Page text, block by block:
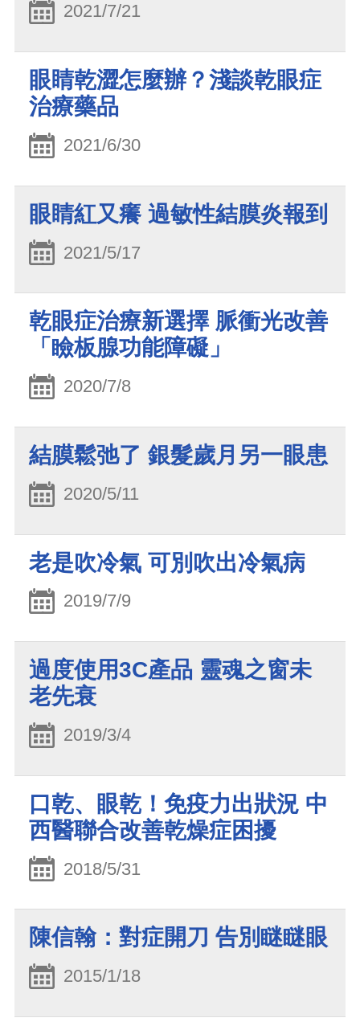
2021/7/21
眼睛乾澀怎麼辦？淺談乾眼症
治療藥品
2021/6/30
眼睛紅又癢 過敏性結膜炎報到
2021/5/17
乾眼症治療新選擇 脈衝光改善
「瞼板腺功能障礙」
2020/7/8
結膜鬆弛了 銀髮歲月另一眼患
2020/5/11
老是吹冷氣 可別吹出冷氣病
2019/7/9
過度使用3C產品 靈魂之窗未
老先衰
2019/3/4
口乾、眼乾！免疫力出狀況 中
西醫聯合改善乾燥症困擾
2018/5/31
陳信翰：對症開刀 告別瞇瞇眼
2015/1/18